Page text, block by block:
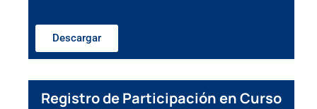
Descargar
Registro de Participación en Curso